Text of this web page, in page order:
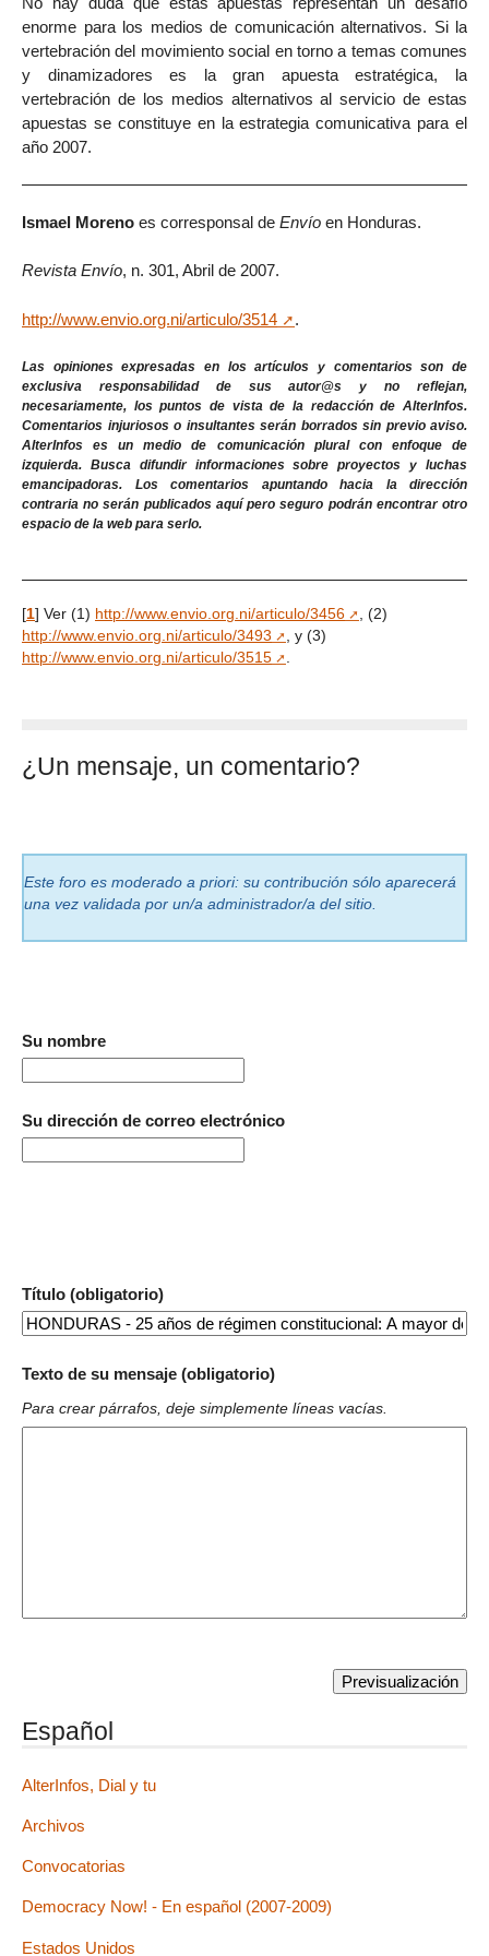
enorme para los medios de comunicación alternativos. Si la
vertebración del movimiento social en torno a temas comunes
y dinamizadores es la gran apuesta estratégica, la
vertebración de los medios alternativos al servicio de estas
apuestas se constituye en la estrategia comunicativa para el
año 2007.
Ismael Moreno es corresponsal de Envío en Honduras.
Revista Envío, n. 301, Abril de 2007.
http://www.envio.org.ni/articulo/3514 .
Las opiniones expresadas en los artículos y comentarios son de
exclusiva responsabilidad de sus autor@s y no reflejan,
necesariamente, los puntos de vista de la redacción de AlterInfos.
Comentarios injuriosos o insultantes serán borrados sin previo aviso.
AlterInfos es un medio de comunicación plural con enfoque de
izquierda. Busca difundir informaciones sobre proyectos y luchas
emancipadoras. Los comentarios apuntando hacia la dirección
contraria no serán publicados aquí pero seguro podrán encontrar otro
espacio de la web para serlo.
[1] Ver (1) http://www.envio.org.ni/articulo/3456
, (2)
http://www.envio.org.ni/articulo/3493
, y (3)
http://www.envio.org.ni/articulo/3515
¿Un mensaje, un comentario?
Este foro es moderado a priori: su contribución sólo aparecerá
una vez validada por un/a administrador/a del sitio.
Su nombre
Su dirección de correo electrónico
Título (obligatorio)
Texto de su mensaje (obligatorio)
Para crear párrafos, deje simplemente líneas vacías.
Español
AlterInfos, Dial y tu
Archivos
Convocatorias
Democracy Now! - En español (2007-2009)
Estados Unidos